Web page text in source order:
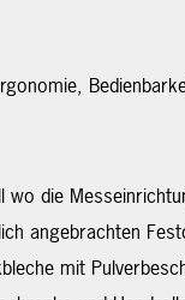
wo die
angebrachten
mit